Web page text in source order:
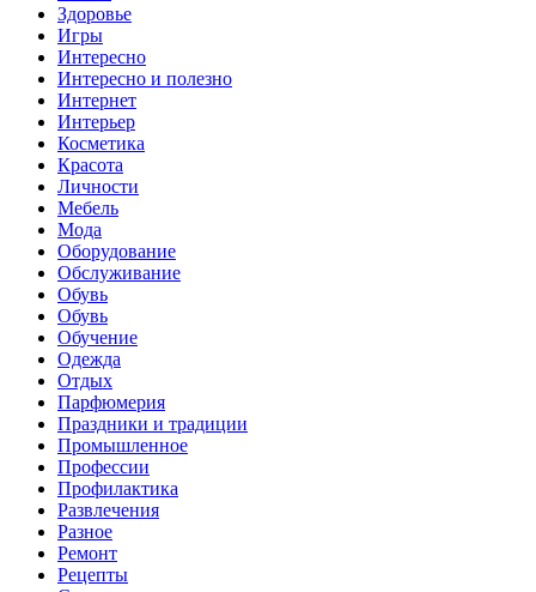
Здоровье
Игры
Интересно
Интересно и полезно
Интернет
Интерьер
Косметика
Красота
Личности
Мебель
Мода
Оборудование
Обслуживание
Обувь
Обувь
Обучение
Одежда
Отдых
Парфюмерия
Праздники и традиции
Промышленное
Профессии
Профилактика
Развлечения
Разное
Ремонт
Рецепты